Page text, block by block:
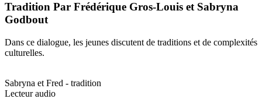
Tradition Par Frédérique Gros-Louis et Sabryna
Godbout
Dans ce dialogue, les jeunes discutent de traditions et de complexités
culturelles.
Sabryna et Fred - tradition
Lecteur audio